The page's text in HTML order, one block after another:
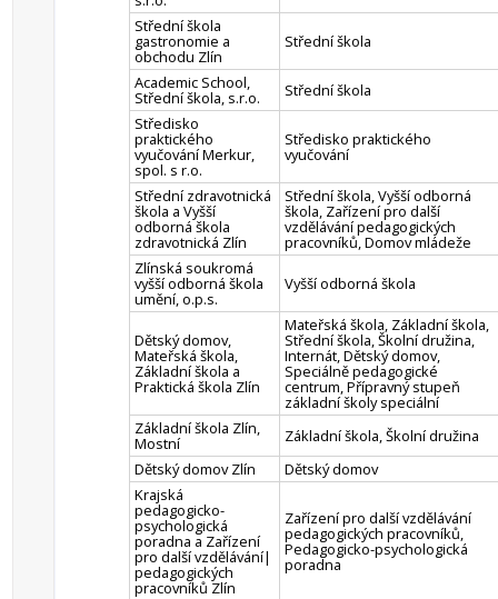
Střední škola
gastronomie a
obchodu Zlín
Střední škola
Academic School,
Střední škola, s.r.o.
Střední škola
Středisko
praktického
vyučování Merkur,
spol. s r.o.
Středisko praktického
vyučování
Střední zdravotnická
škola a Vyšší
odborná škola
zdravotnická Zlín
Střední škola, Vyšší odborná
škola, Zařízení pro další
vzdělávání pedagogických
pracovníků, Domov mládeže
Zlínská soukromá
vyšší odborná škola
umění, o.p.s.
Vyšší odborná škola
Dětský domov,
Mateřská škola,
Základní škola a
Praktická škola Zlín
Mateřská škola, Základní škola,
Střední škola, Školní družina,
Internát, Dětský domov,
Speciálně pedagogické
centrum, Přípravný stupeň
základní školy speciální
Základní škola Zlín,
Mostní
Základní škola, Školní družina
Dětský domov Zlín
Dětský domov
Krajská
pedagogicko-
psychologická
poradna a Zařízení
pro další vzdělávání|
pedagogických
pracovníků Zlín
Zařízení pro další vzdělávání
pedagogických pracovníků,
Pedagogicko-psychologická
poradna